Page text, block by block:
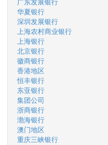
华夏银行
深圳发展银行
上海农村商业银行
上海银行
北京银行
徽商银行
香港地区
恒丰银行
东亚银行
集团公司
浙商银行
渤海银行
澳门地区
重庆三峡银行